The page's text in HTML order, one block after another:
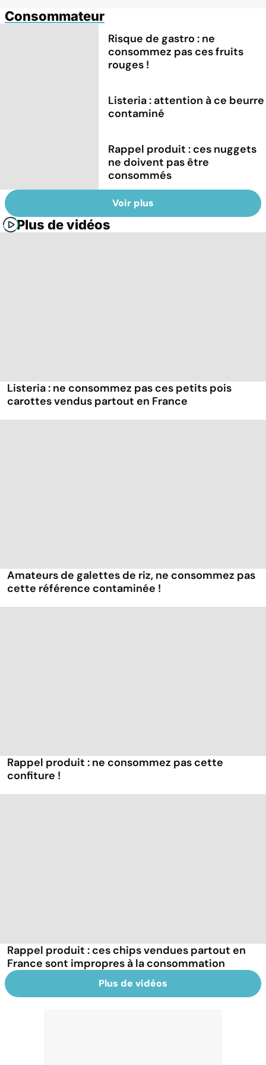
Consommateur
Risque de gastro : ne
consommez pas ces fruits
rouges !
Listeria : attention à ce beurre
contaminé
Rappel produit : ces nuggets
ne doivent pas être
consommés
Voir plus
Plus de vidéos
Listeria : ne consommez pas ces petits pois
carottes vendus partout en France
Amateurs de galettes de riz, ne consommez pas
cette référence contaminée !
Rappel produit : ne consommez pas cette
confiture !
Rappel produit : ces chips vendues partout en
France sont impropres à la consommation
Plus de vidéos